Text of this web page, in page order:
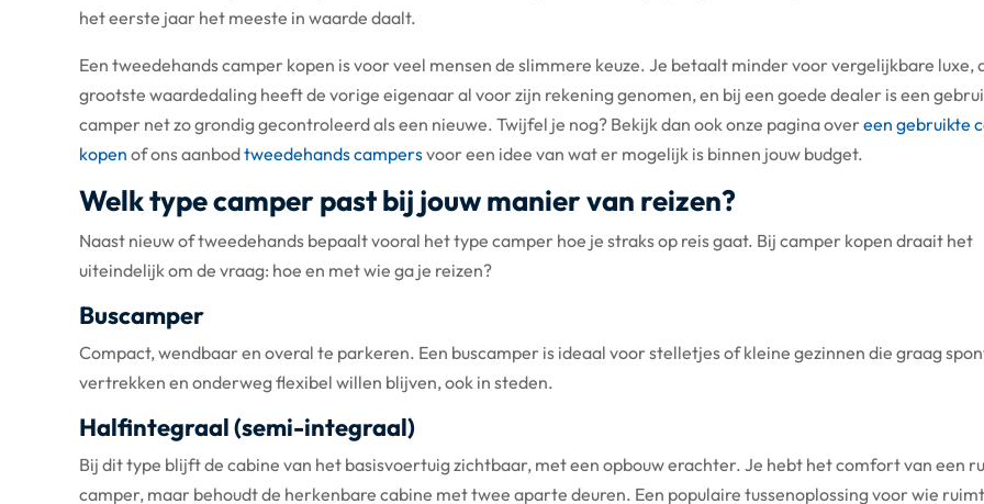
het eerste jaar het meeste in waarde daalt.
Een tweedehands camper kopen is voor veel mensen de slimmere keuze. Je betaalt minder voor vergelijkbare luxe,
grootste waardedaling heeft de vorige eigenaar al voor zijn rekening genomen, en bij een goede dealer is een
camper net zo grondig gecontroleerd als een nieuwe. Twijfel je nog? Bekijk dan ook onze pagina overeen gebruikte
kopen of ons aanbodtweedehands campersvoor een idee van wat er mogelijk is binnen jouw budget.
Welk type camper past bij jouw manier van reizen?
Naast nieuw of tweedehands bepaalt vooral het type camper hoe je straks op reis gaat. Bij camper kopen draait het
uiteindelijk om de vraag: hoe en met wie ga je reizen?
Buscamper
Compact, wendbaar en overal te parkeren. Een buscamper is ideaal voor stelletjes of kleine gezinnen die graag
vertrekken en onderweg flexibel willen blijven, ook in steden.
Halfintegraal (semi-integraal)
Bij dit type blijft de cabine van het basisvoertuig zichtbaar, met een opbouw erachter. Je hebt het comfort van een
camper, maar behoudt de herkenbare cabine met twee aparte deuren. Een populaire tussenoplossing voor wie